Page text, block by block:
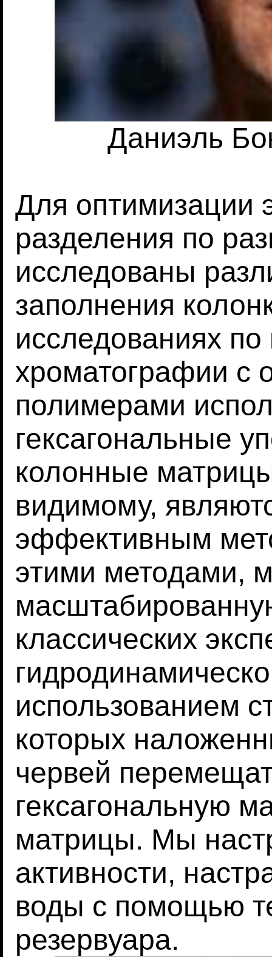
Даниэль
Для оптимизации
разделения по
исследованы
заполнения
исследованиях
хроматографии с
полимерами
гексагональные
колонные
видимому,
эффективным
этими методами,
классических
использованием
которых
червей
гексагональную
матрицы. Мы
активности,
воды с помощью
резервуара.